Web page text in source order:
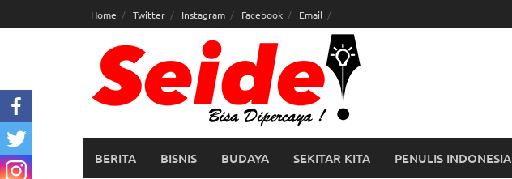
to
Home Twitter Instagram Facebook Email
BERITA BISNIS BUDAYA SEKITAR KITA PENULIS INDONESIA